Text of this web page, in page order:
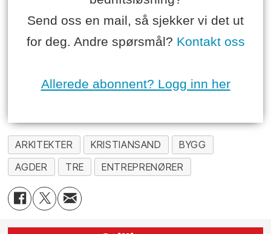
Send oss en mail, så sjekker vi det ut
for deg. Andre spørsmål? Kontakt oss
Allerede abonnent? Logg inn her
ARKITEKTER KRISTIANSAND
BYGG
AGDER
TRE ENTREPRENØRER